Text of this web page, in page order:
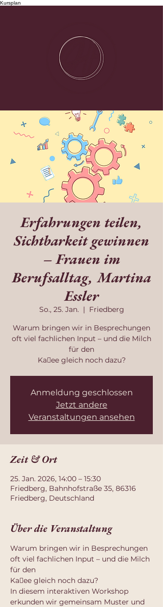
Kursplan
Erfahrungen teilen,
Sichtbarkeit gewinnen
– Frauen im
Berufsalltag, Martina
Essler
So., 25. Jan.
  |
Friedberg
Warum bringen wir in Besprechungen
oft viel fachlichen Input – und die Milch
für den
Ka􀆯ee gleich noch dazu?
Anmeldung geschlossen
Jetzt andere
Veranstaltungen ansehen
Zeit & Ort
25. Jan. 2026, 14:00 – 15:30
Friedberg, Bahnhofstraße 35, 86316
Friedberg, Deutschland
Über die Veranstaltung
Warum bringen wir in Besprechungen
oft viel fachlichen Input – und die Milch
für den
Ka􀆯ee gleich noch dazu?
In diesem interaktiven Workshop
erkunden wir gemeinsam Muster und